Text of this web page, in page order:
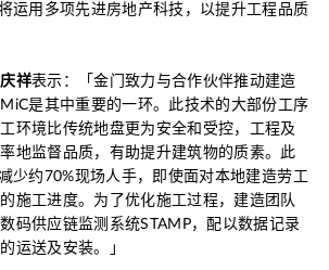
运用多项先进房地产科技，以提升工程品质
祥表示：「金门致力与合作伙伴推动建造
是其中重要的一环。此技术的大部份工序
环境比传统地盘更为安全和受控，工程及
地监督品质，有助提升建筑物的质素。此
少约70%现场人手，即使面对本地建造劳工
施工进度。为了优化施工过程，建造团队
码供应链监测系统STAMP，配以数据记录
运送及安装。」